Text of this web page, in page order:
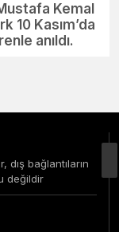
Kemal
10 Kasım’da
anıldı.
dış bağlantıların
değildir